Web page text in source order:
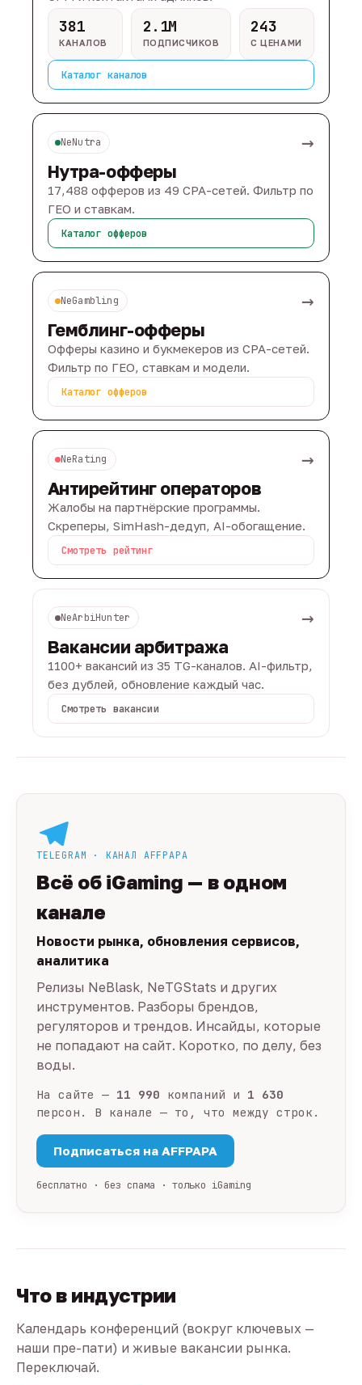
381
КАНАЛОВ
2.1M
ПОДПИСЧИКОВ
243
С ЦЕНАМИ
Каталог каналов
NeNutra →
Нутра-офферы
17,488 офферов из 49 CPA-сетей. Фильтр по
ГЕО и ставкам.
Каталог офферов
NeGambling →
Гемблинг-офферы
Офферы казино и букмекеров из CPA-сетей.
Фильтр по ГЕО, ставкам и модели.
Каталог офферов
NeRating →
Антирейтинг операторов
Жалобы на партнёрские программы.
Скреперы, SimHash-дедуп, AI-обогащение.
Смотреть рейтинг
NeArbiHunter →
Вакансии арбитража
1100+ вакансий из 35 TG-каналов. AI-фильтр,
без дублей, обновление каждый час.
Смотреть вакансии
TELEGRAM · КАНАЛ AFFPAPA
Всё об iGaming — в одном
канале
Новости рынка, обновления сервисов,
аналитика
Релизы NeBlask, NeTGStats и других
инструментов. Разборы брендов,
регуляторов и трендов. Инсайды, которые
не попадают на сайт. Коротко, по делу, без
воды.
На сайте — 11 990 компаний и 1 630
персон. В канале — то, что между строк.
Подписаться на AFFPAPA
бесплатно · без спама · только iGaming
Что в индустрии
Календарь конференций (вокруг ключевых —
наши пре-пати) и живые вакансии рынка.
Переключай.